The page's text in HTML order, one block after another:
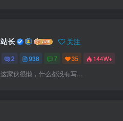
站长 关注
2 938 7 35 144W+
这家伙很懒，什么都没有写...